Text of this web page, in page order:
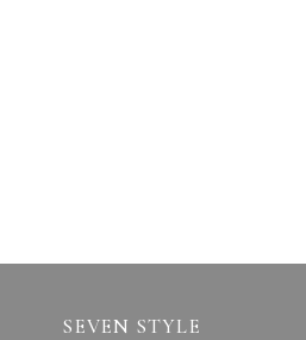
SEVEN STYLE